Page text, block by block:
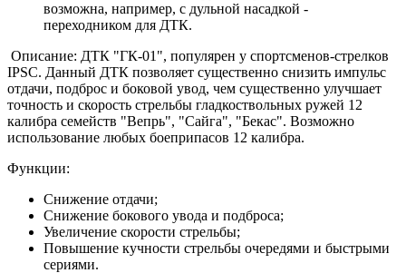
возможна, например, с дульной насадкой -
переходником для ДТК.
Описание: ДТК "ГК-01", популярен у спортсменов-стрелков
IPSC. Данный ДТК позволяет существенно снизить импульс
отдачи, подброс и боковой увод, чем существенно улучшает
точность и скорость стрельбы гладкоствольных ружей 12
калибра семейств "Вепрь", "Сайга", "Бекас". Возможно
использование любых боеприпасов 12 калибра.
​Функции:
Снижение отдачи;
Снижение бокового увода и подброса;
Увеличение скорости стрельбы;
Повышение кучности стрельбы очередями и быстрыми
сериями.